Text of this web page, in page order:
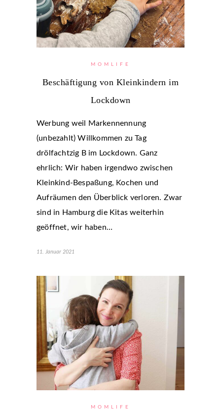
MOMLIFE
Beschäftigung von Kleinkindern im
Lockdown
Werbung weil Markennennung
(unbezahlt) Willkommen zu Tag
drölfachtzig B im Lockdown. Ganz
ehrlich: Wir haben irgendwo zwischen
Kleinkind-Bespaßung, Kochen und
Aufräumen den Überblick verloren. Zwar
sind in Hamburg die Kitas weiterhin
geöffnet, wir haben…
11. Januar 2021
MOMLIFE